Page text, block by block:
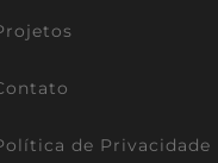
de Privacidade